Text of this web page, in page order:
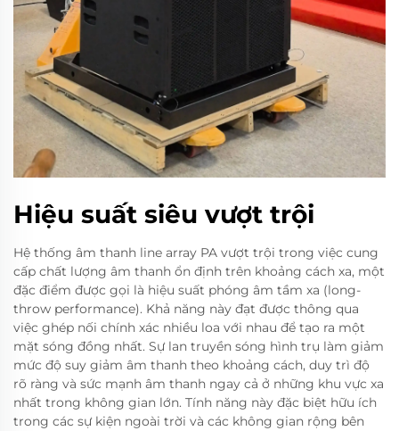
Hiệu suất siêu vượt trội
Hệ thống âm thanh line array PA vượt trội trong việc cung
cấp chất lượng âm thanh ổn định trên khoảng cách xa, một
đặc điểm được gọi là hiệu suất phóng âm tầm xa (long-
throw performance). Khả năng này đạt được thông qua
việc ghép nối chính xác nhiều loa với nhau để tạo ra một
mặt sóng đồng nhất. Sự lan truyền sóng hình trụ làm giảm
mức độ suy giảm âm thanh theo khoảng cách, duy trì độ
rõ ràng và sức mạnh âm thanh ngay cả ở những khu vực xa
nhất trong không gian lớn. Tính năng này đặc biệt hữu ích
trong các sự kiện ngoài trời và các không gian rộng bên